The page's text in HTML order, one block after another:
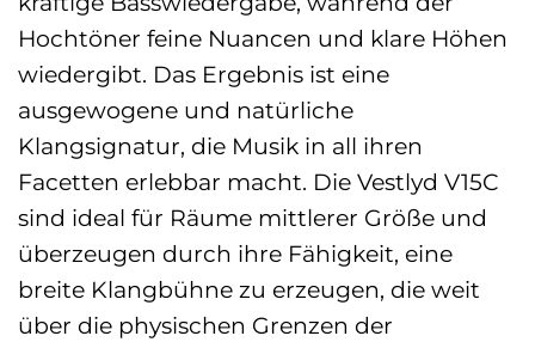
Hochtöner feine Nuancen und klare Höhen
wiedergibt. Das Ergebnis ist eine
ausgewogene und natürliche
Klangsignatur, die Musik in all ihren
Facetten erlebbar macht. Die Vestlyd V15C
sind ideal für Räume mittlerer Größe und
überzeugen durch ihre Fähigkeit, eine
breite Klangbühne zu erzeugen, die weit
über die physischen Grenzen der